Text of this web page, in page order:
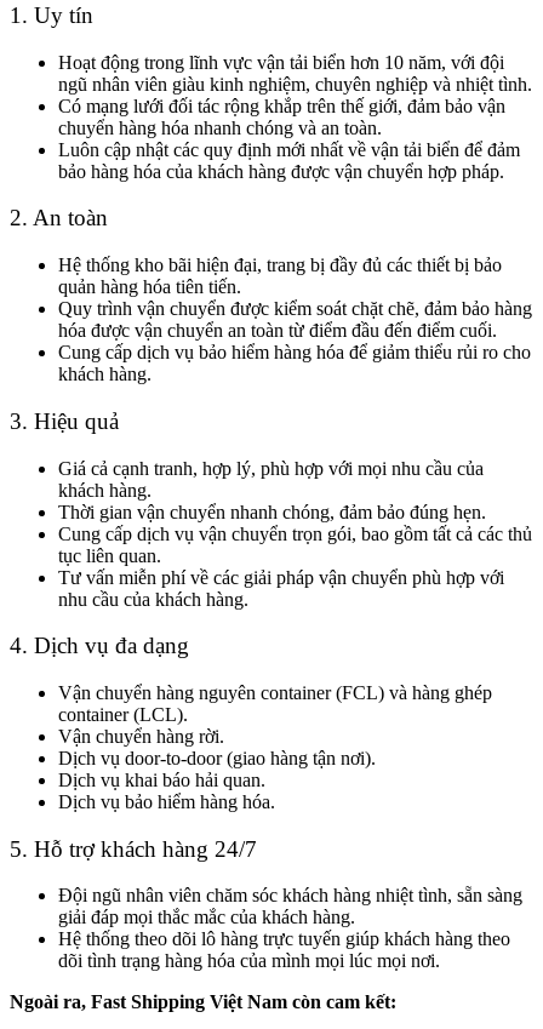
1. Uy tín
Hoạt động trong lĩnh vực vận tải biển hơn 10 năm, với đội
ngũ nhân viên giàu kinh nghiệm, chuyên nghiệp và nhiệt tình.
Có mạng lưới đối tác rộng khắp trên thế giới, đảm bảo vận
chuyển hàng hóa nhanh chóng và an toàn.
Luôn cập nhật các quy định mới nhất về vận tải biển để đảm
bảo hàng hóa của khách hàng được vận chuyển hợp pháp.
2. An toàn
Hệ thống kho bãi hiện đại, trang bị đầy đủ các thiết bị bảo
quản hàng hóa tiên tiến.
Quy trình vận chuyển được kiểm soát chặt chẽ, đảm bảo hàng
hóa được vận chuyển an toàn từ điểm đầu đến điểm cuối.
Cung cấp dịch vụ bảo hiểm hàng hóa để giảm thiểu rủi ro cho
khách hàng.
3. Hiệu quả
Giá cả cạnh tranh, hợp lý, phù hợp với mọi nhu cầu của
khách hàng.
Thời gian vận chuyển nhanh chóng, đảm bảo đúng hẹn.
Cung cấp dịch vụ vận chuyển trọn gói, bao gồm tất cả các thủ
tục liên quan.
Tư vấn miễn phí về các giải pháp vận chuyển phù hợp với
nhu cầu của khách hàng.
4. Dịch vụ đa dạng
Vận chuyển hàng nguyên container (FCL) và hàng ghép
container (LCL).
Vận chuyển hàng rời.
Dịch vụ door-to-door (giao hàng tận nơi).
Dịch vụ khai báo hải quan.
Dịch vụ bảo hiểm hàng hóa.
5. Hỗ trợ khách hàng 24/7
Đội ngũ nhân viên chăm sóc khách hàng nhiệt tình, sẵn sàng
giải đáp mọi thắc mắc của khách hàng.
Hệ thống theo dõi lô hàng trực tuyến giúp khách hàng theo
dõi tình trạng hàng hóa của mình mọi lúc mọi nơi.
Ngoài ra, Fast Shipping Việt Nam còn cam kết: